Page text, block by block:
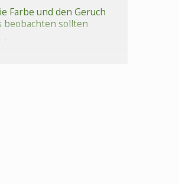
Farbe und den Geruch
beobachten sollten